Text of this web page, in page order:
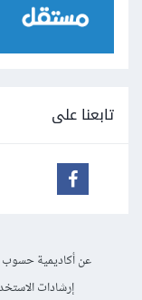
تابعنا على
عن أكاديمية حسوب
إرشادات